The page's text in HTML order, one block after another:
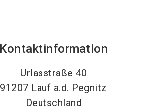
Kontaktinformation
Urlasstraße 40
91207 Lauf a.d. Pegnitz
Deutschland